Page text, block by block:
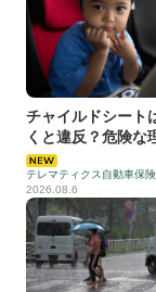
チャイルドシート
くと違反？危険な
設置方法を解説
テレマティクス自動車保険
2026.08.6